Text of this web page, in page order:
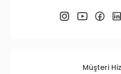
Müşteri